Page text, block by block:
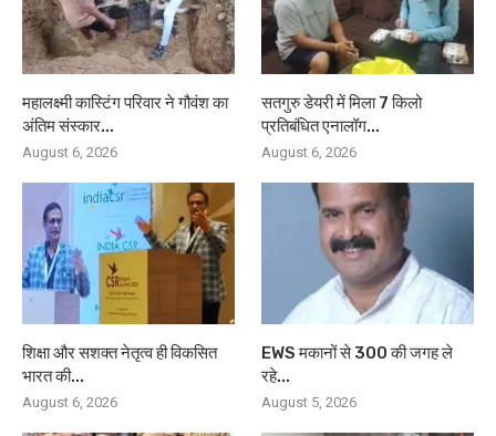
महालक्ष्मी कास्टिंग परिवार ने गौवंश का
अंतिम संस्कार...
August 6, 2026
सतगुरु डेयरी में मिला 7 किलो
प्रतिबंधित एनालॉग...
August 6, 2026
शिक्षा और सशक्त नेतृत्व ही विकसित
भारत की...
August 6, 2026
EWS मकानों से 300 की जगह ले
रहे...
August 5, 2026